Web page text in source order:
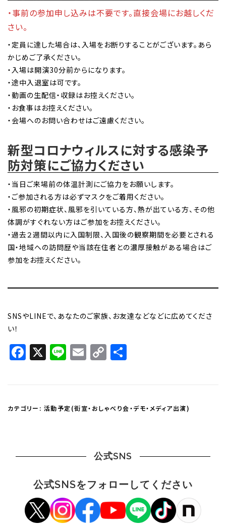
・事前の参加申し込みは不要です。直接会場にお越しくだ
さい。
・定員に達した場合は、入場をお断りすることがございます。あら
かじめご了承ください。
・入場は開演30分前からになります。
・途中入退室は可です。
・動画の生配信・収録はお控えください。
・お食事はお控えください。
・会場へのお問い合わせはご遠慮ください。
新型コロナウィルスに対する感染予
防対策にご協力ください
・当日ご来場前の体温計測にご協力をお願いします。
・ご参加される方は必ずマスクをご着用ください。
・風邪の初期症状、風邪を引いている方、熱が出ている方、その他
体調がすぐれない方はご参加をお控えください。
・過去２週間以内に入国制限、入国後の観察期間を必要とされる
国・地域への訪問歴や当該在住者との濃厚接触がある場合はご
参加をお控えください。
SNSやLINEで、あなたのご家族、お友達などなどに広めてくださ
い！
Facebook
X LineEmail
Copy
Link
カテゴリー: 活動予定(街宣・おしゃべり会・デモ・メディア出演)
公式SNS
公式SNSをフォローしてください